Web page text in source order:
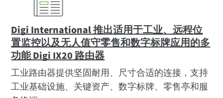
Digi International 推出适用于工业、远程位
置监控以及无人值守零售和数字标牌应用的多
功能 Digi IX20 路由器
工业路由器提供坚固耐用、尺寸合适的连接，支持
工业基础设施、关键资产、数字标牌、零售亭和服